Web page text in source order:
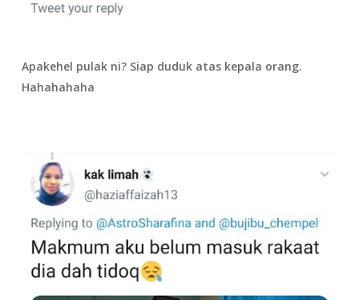
Apakehel pulak ni? Siap duduk atas kepala orang.
Hahahahaha